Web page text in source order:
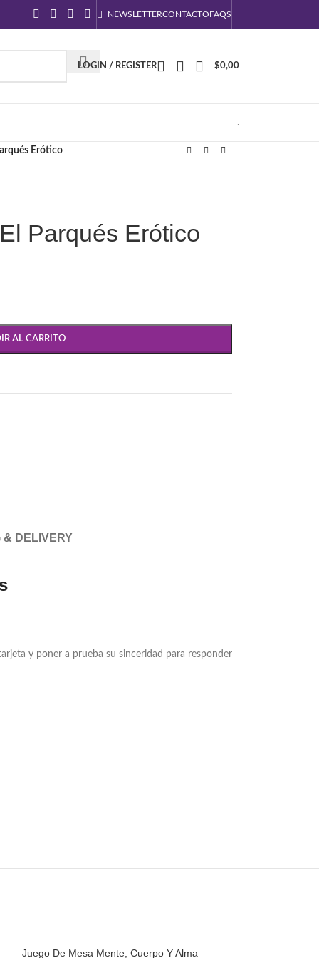
NEWSLETTERCONTACTOFAQS
LOGIN / REGISTER $0,00
.
Erótico
Parqués Erótico
AL CARRITO
& DELIVERY
y poner a prueba su sinceridad para responder
Juego De Mesa Mente, Cuerpo Y Alma